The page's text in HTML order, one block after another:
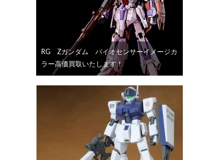
RG Ζガンダム バイオセンサーイメージカ
ラー高価買取いたします！